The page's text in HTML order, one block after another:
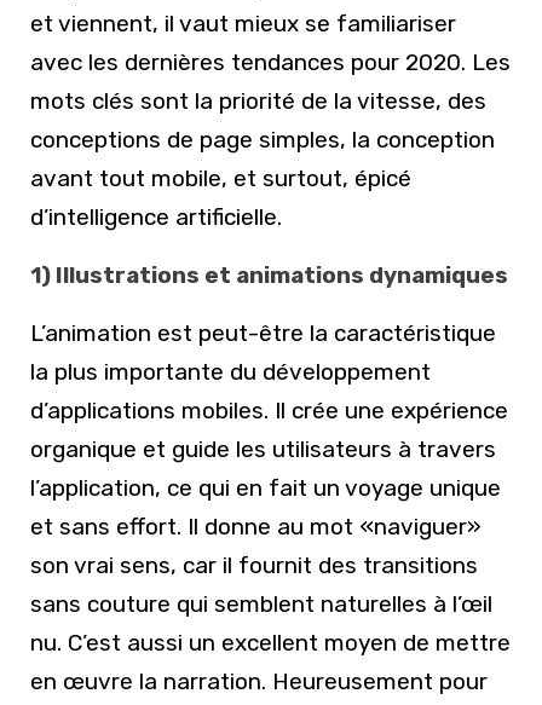
et viennent, il vaut mieux se familiariser
avec les dernières tendances pour 2020. Les
mots clés sont la priorité de la vitesse, des
conceptions de page simples, la conception
avant tout mobile, et surtout, épicé
d’intelligence artificielle.
1) Illustrations et animations dynamiques
L’animation est peut-être la caractéristique
la plus importante du développement
d’applications mobiles. Il crée une expérience
organique et guide les utilisateurs à travers
l’application, ce qui en fait un voyage unique
et sans effort. Il donne au mot «naviguer»
son vrai sens, car il fournit des transitions
sans couture qui semblent naturelles à l’œil
nu. C’est aussi un excellent moyen de mettre
en œuvre la narration. Heureusement pour